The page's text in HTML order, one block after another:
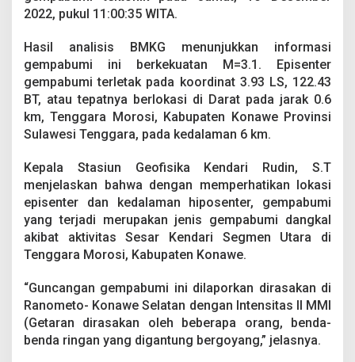
W
l
a
a
h
M
o
r
s
i
K
o
a
w
2022, pukul 11:00:35 WITA.
Hasil analisis BMKG menunjukkan informasi
gempabumi ini berkekuatan M=3.1. Episenter
gempabumi terletak pada koordinat 3.93 LS, 122.43
BT, atau tepatnya berlokasi di Darat pada jarak 0.6
km, Tenggara Morosi, Kabupaten Konawe Provinsi
Sulawesi Tenggara, pada kedalaman 6 km.
Kepala Stasiun Geofisika Kendari Rudin, S.T
menjelaskan bahwa dengan memperhatikan lokasi
episenter dan kedalaman hiposenter, gempabumi
yang terjadi merupakan jenis gempabumi dangkal
akibat aktivitas Sesar Kendari Segmen Utara di
Tenggara Morosi, Kabupaten Konawe.
“Guncangan gempabumi ini dilaporkan dirasakan di
Ranometo- Konawe Selatan dengan Intensitas II MMI
(Getaran dirasakan oleh beberapa orang, benda-
benda ringan yang digantung bergoyang,” jelasnya.